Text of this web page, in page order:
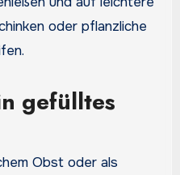
oder pflanzliche
gefülltes
Obst oder als